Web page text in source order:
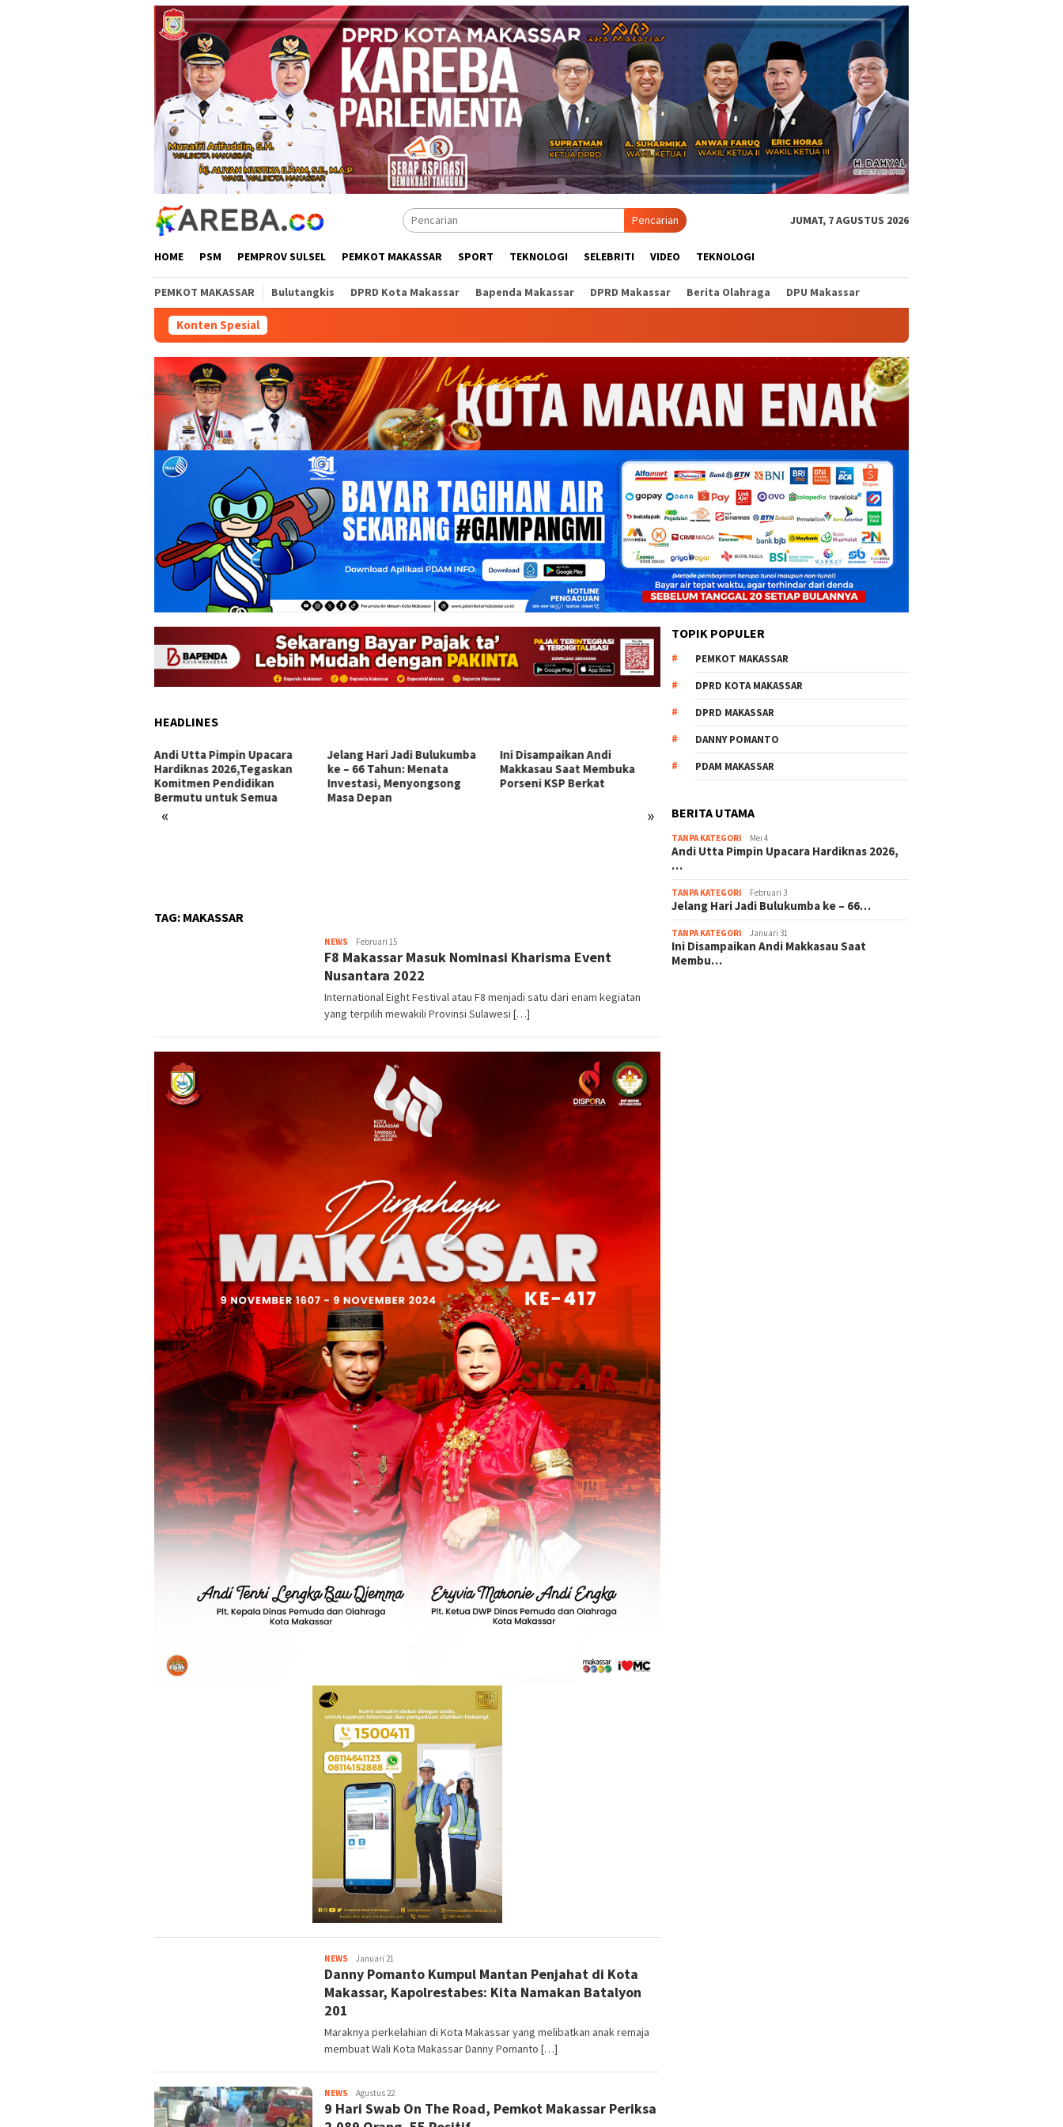
Pencarian JUMAT, 7 AGUSTUS 2026
HOME PSM PEMPROV SULSEL PEMKOT MAKASSAR SPORT TEKNOLOGI SELEBRITI VIDEO TEKNOLOGI
PEMKOT MAKASSAR Bulutangkis DPRD Kota Makassar Bapenda Makassar DPRD Makassar Berita Olahraga DPU Makassar
Konten Spesial
HEADLINES
« »
Jelang Hari Jadi Bulukumba
ke – 66 Tahun: Menata
Investasi, Menyongsong
Masa Depan
Ini Disampaikan Andi
Makkasau Saat Membuka
Porseni KSP Berkat
KSP Berkat Bulukumba Gelar
Zikir dan Doa Bersama
Sambut Tahun Baru
Andi Utta Pimpin Upacara
Komitmen Pendidikan
TAG: MAKASSAR
NEWS Yusuf
Ahmad
Februari 15
F8 Makassar Masuk Nominasi Kharisma Event
Nusantara 2022
International Eight Festival atau F8 menjadi satu dari enam kegiatan
yang terpilih mewakili Provinsi Sulawesi […]
NEWS Yusuf
Ahmad
Januari 21
Danny Pomanto Kumpul Mantan Penjahat di Kota
Makassar, Kapolrestabes: Kita Namakan Batalyon
201
Maraknya perkelahian di Kota Makassar yang melibatkan anak remaja
membuat Wali Kota Makassar Danny Pomanto […]
NEWS Yusuf
Ahmad
Agustus 22
9 Hari Swab On The Road, Pemkot Makassar Periksa
TOPIK POPULER
PEMKOT MAKASSAR
DPRD KOTA MAKASSAR
DPRD MAKASSAR
DANNY POMANTO
PDAM MAKASSAR
BERITA UTAMA
TANPA KATEGORI Mei 4
Andi Utta Pimpin Upacara Hardiknas 2026,
…
TANPA KATEGORI Februari 3
Jelang Hari Jadi Bulukumba ke – 66…
TANPA KATEGORI Januari 31
Ini Disampaikan Andi Makkasau Saat
Membu…